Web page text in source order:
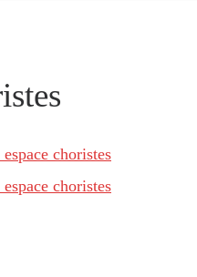
choristes
choristes